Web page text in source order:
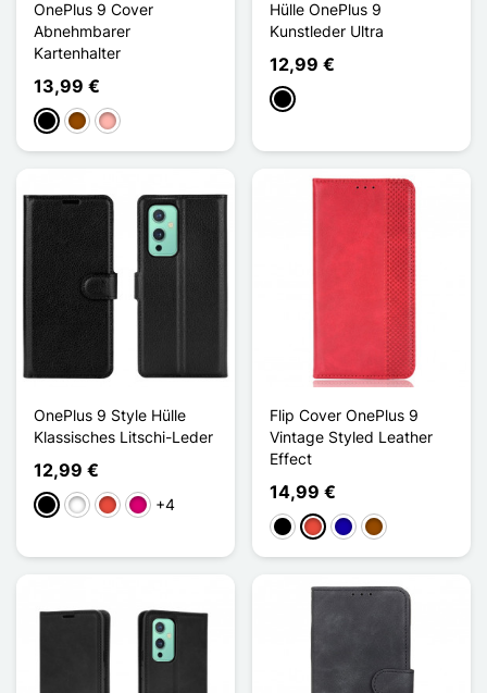
OnePlus 9 Cover
Abnehmbarer
Kartenhalter
13,99 €
Schwarz
BraunRoségold
Hülle OnePlus 9
Kunstleder Ultra
12,99 €
Schwarz
OnePlus 9 Style Hülle
Klassisches Litschi-Leder
12,99 €
Schwarz
WeißRot Magenta
+4
Flip Cover OnePlus 9
Vintage Styled Leather
Effect
14,99 €
Schwarz
Rot Dunkelblau
Braun